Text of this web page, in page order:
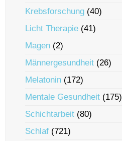
Krebsforschung (40)
Licht Therapie (41)
Magen (2)
Männergesundheit (26)
Melatonin (172)
Mentale Gesundheit (175)
Schichtarbeit (80)
Schlaf (721)